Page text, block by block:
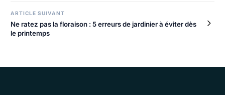
ARTICLE SUIVANT
Ne ratez pas la floraison : 5 erreurs de jardinier à éviter dès
le printemps